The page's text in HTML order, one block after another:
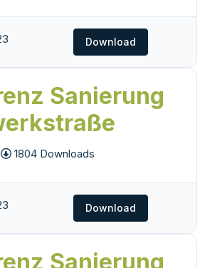
Download
Sanierung
1804 Downloads
Download
Sanierung